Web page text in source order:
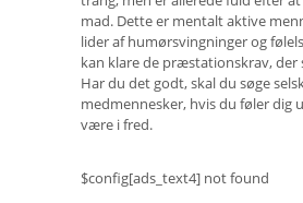
mad. Dette er mentalt aktive
lider af humørsvingninger og
kan klare de præstationskrav, der
Har du det godt, skal du søge
medmennesker, hvis du føler dig
være i fred.
$config[ads_text4] not found